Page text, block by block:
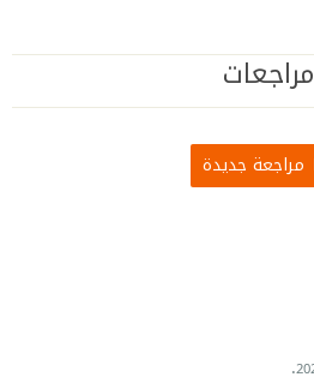
مراجعات
مراجعة جديدة
.